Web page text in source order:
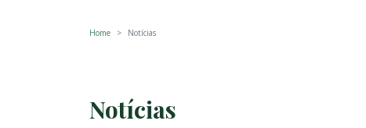
Home Notícias
Notícias